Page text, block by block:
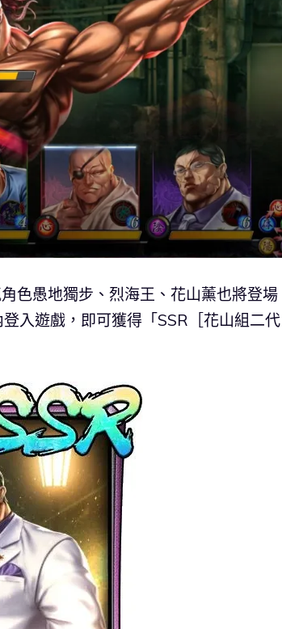
色愚地獨步、烈海王、花山薰也將登場
入遊戲，即可獲得「SSR［花山組二代